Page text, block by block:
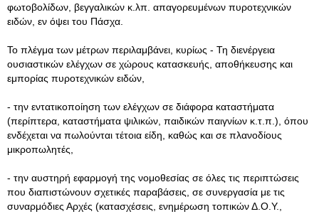
φωτοβολίδων, βεγγαλικών κ.λπ. απαγορευμένων πυροτεχνικών
ειδών, εν όψει του Πάσχα.
Το πλέγμα των μέτρων περιλαμβάνει, κυρίως - Τη διενέργεια
ουσιαστικών ελέγχων σε χώρους κατασκευής, αποθήκευσης και
εμπορίας πυροτεχνικών ειδών,
- την εντατικοποίηση των ελέγχων σε διάφορα καταστήματα
(περίπτερα, καταστήματα ψιλικών, παιδικών παιγνίων κ.τ.π.), όπου
ενδέχεται να πωλούνται τέτοια είδη, καθώς και σε πλανοδίους
μικροπωλητές,
- την αυστηρή εφαρμογή της νομοθεσίας σε όλες τις περιπτώσεις
που διαπιστώνουν σχετικές παραβάσεις, σε συνεργασία με τις
συναρμόδιες Αρχές (κατασχέσεις, ενημέρωση τοπικών Δ.Ο.Υ.,